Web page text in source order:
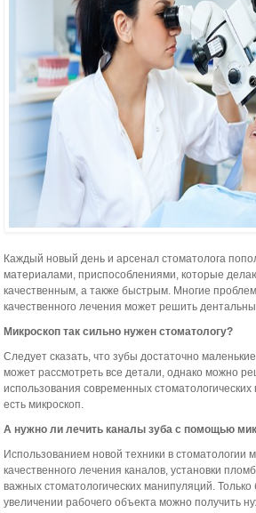
Каждый новый день и арсенал стоматолога
материалами, приспособлениями, которые
качественным, а также быстрым. Многие
качественного лечения может решить
Микроскоп так сильно нужен стоматологу?
Следует сказать, что зубы достаточно
может рассмотреть все детали, однако можно
использования современных
есть микроскоп.
А нужно ли лечить каналы зуба с помощью
Использованием новой техники в стоматологии
качественного лечения каналов, установки
важных стоматологических манипуляций. Только
увеличении рабочего объекта можно получить